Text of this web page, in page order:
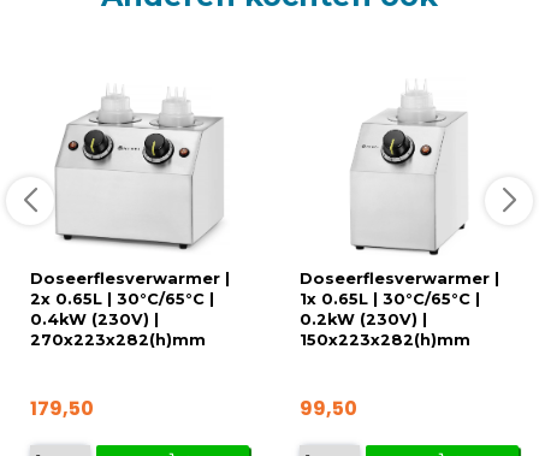
Doseerflesverwarmer |
2x 0.65L | 30°C/65°C |
0.4kW (230V) |
270x223x282(h)mm
179,50
Doseerflesverwarmer |
1x 0.65L | 30°C/65°C |
0.2kW (230V) |
150x223x282(h)mm
99,50